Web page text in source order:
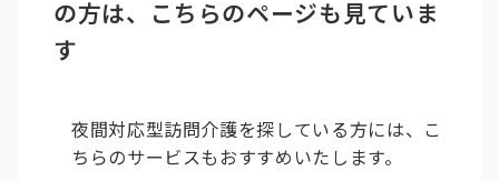
の方は、こちらのページも見ていま
す
夜間対応型訪問介護を探している方には、こ
ちらのサービスもおすすめいたします。